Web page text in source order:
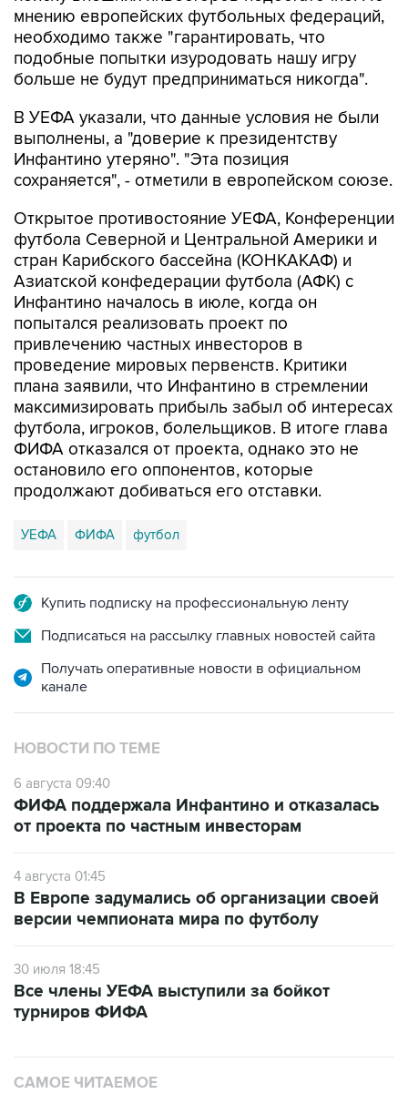
мнению европейских футбольных федераций,
необходимо также "гарантировать, что
подобные попытки изуродовать нашу игру
больше не будут предприниматься никогда".
В УЕФА указали, что данные условия не были
выполнены, а "доверие к президентству
Инфантино утеряно". "Эта позиция
сохраняется", - отметили в европейском союзе.
Открытое противостояние УЕФА, Конференции
футбола Северной и Центральной Америки и
стран Карибского бассейна (КОНКАКАФ) и
Азиатской конфедерации футбола (АФК) с
Инфантино началось в июле, когда он
попытался реализовать проект по
привлечению частных инвесторов в
проведение мировых первенств. Критики
плана заявили, что Инфантино в стремлении
максимизировать прибыль забыл об интересах
футбола, игроков, болельщиков. В итоге глава
ФИФА отказался от проекта, однако это не
остановило его оппонентов, которые
продолжают добиваться его отставки.
УЕФА ФИФА футбол
Купить подписку на профессиональную ленту
Подписаться на рассылку главных новостей сайта
Получать оперативные новости в официальном
канале
НОВОСТИ ПО ТЕМЕ
6 августа 09:40
ФИФА поддержала Инфантино и отказалась
от проекта по частным инвесторам
4 августа 01:45
В Европе задумались об организации своей
версии чемпионата мира по футболу
30 июля 18:45
Все члены УЕФА выступили за бойкот
турниров ФИФА
САМОЕ ЧИТАЕМОЕ